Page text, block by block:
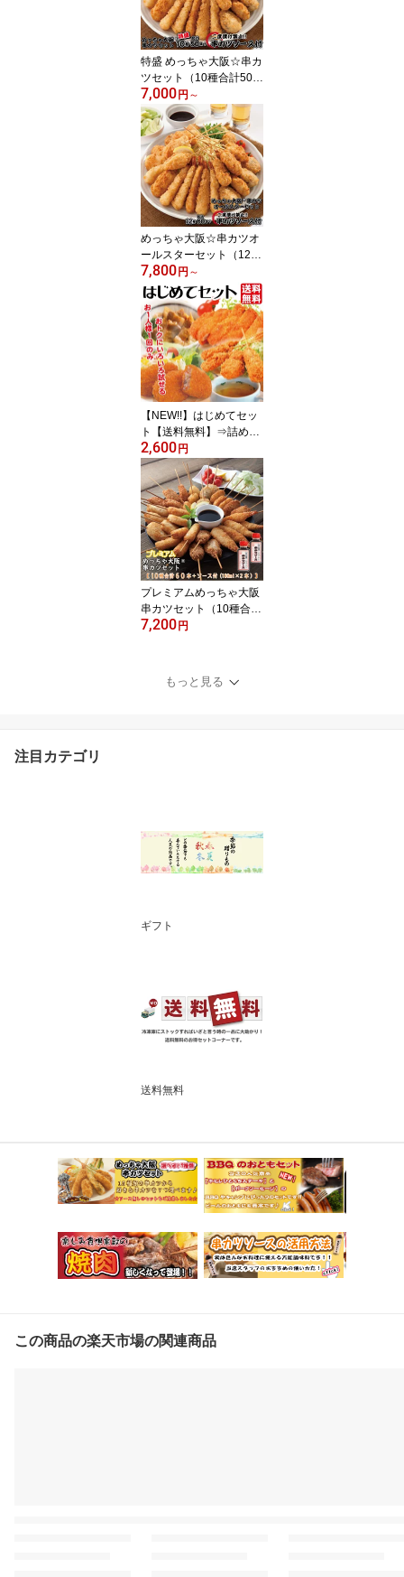
特盛 めっちゃ大阪☆串カ
ツセット（10種合計50本
+ソース付き）【送料無
料】串カツ 串揚げ 串カ
ツセット 冷凍 パーティ
ー 宅飲み 贈答 ギフト プ
レゼント お歳暮 お中元
7,000円 ～
めっちゃ大阪☆串カツオ
ールスターセット（12種
合計60本+ソース付き）
【送料無料】串カツ 串揚
げ 串カツセット 冷凍 パ
ーティー 宅飲み 贈答 ギ
フト プレゼント お歳暮
お中元
7,800円 ～
【NEW!!】はじめてセッ
ト【送料無料】⇒詰め合
わせ 串揚げ コロッケ た
まねぎスープ チキンカツ
イベリコ 冷凍 お惣菜 お
試し おためし 串かつ ギ
フト お歳暮
2,600円
プレミアムめっちゃ大阪
串カツセット（10種合計
50本+ソース180ml×2
かつ 冷凍 パーティー 宅
飲み 贈答 ギフト プレゼ
7,200円
もっと見る
注目カテゴリ
ギフト
送料無料
この商品の楽天市場の関連商品